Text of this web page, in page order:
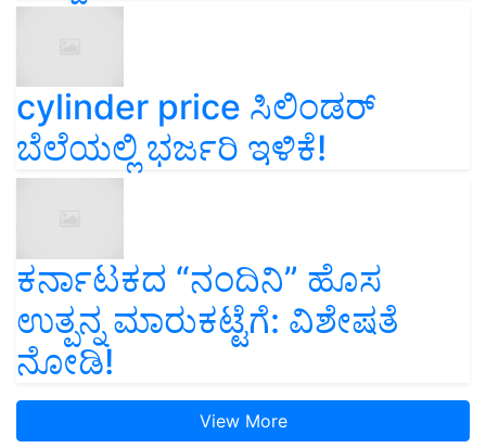
cylinder price ಸಿಲಿಂಡರ್‌
ಬೆಲೆಯಲ್ಲಿ ಭರ್ಜರಿ ಇಳಿಕೆ!
ಕರ್ನಾಟಕದ “ನಂದಿನಿ” ಹೊಸ
ಉತ್ಪನ್ನ ಮಾರುಕಟ್ಟೆಗೆ: ವಿಶೇಷತೆ
ನೋಡಿ!
View More